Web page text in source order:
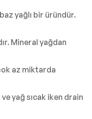
yağlı bir üründür.
Mineral yağdan
az miktarda
yağ sıcak iken drain